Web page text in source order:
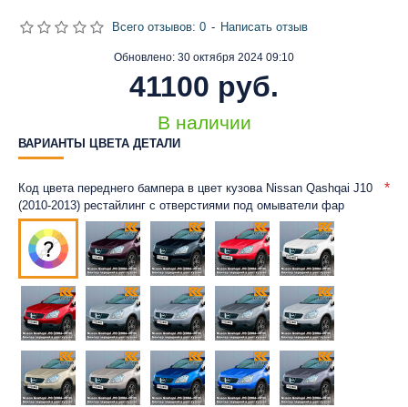
Обновлено: 30 октября 2024 09:10
В наличии
Всего отзывов: 0 - Написать отзыв
41100 руб.
ВАРИАНТЫ ЦВЕТА ДЕТАЛИ
Код цвета переднего бампера в цвет кузова Nissan Qashqai J10
(2010-2013) рестайлинг с отверстиями под омыватели фар